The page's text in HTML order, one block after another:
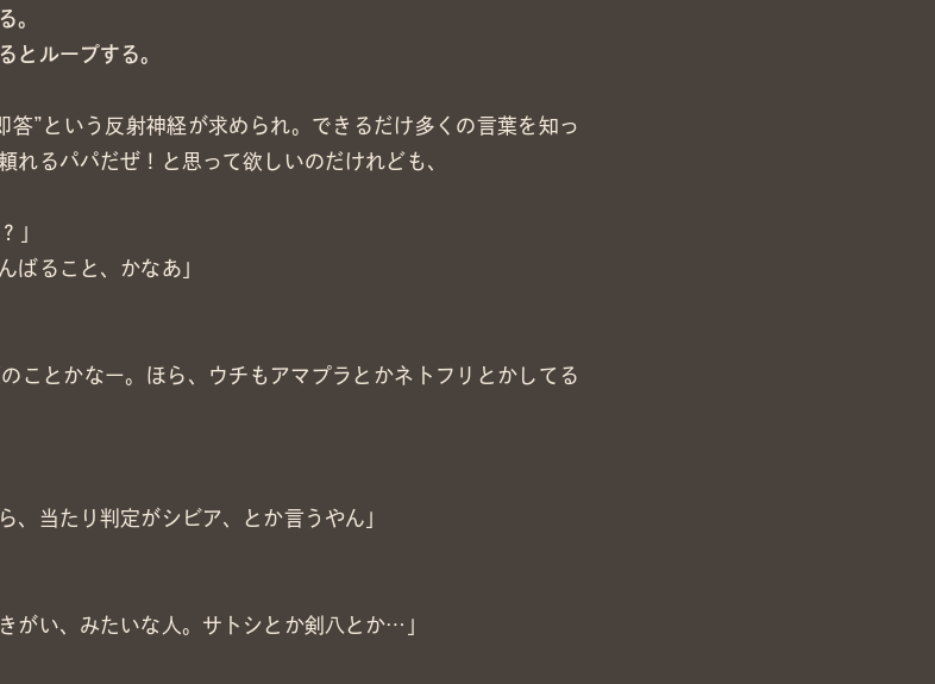
。
とループする。
答”という反射神経が求められ。できるだけ多くの言葉を知っ
れるパパだぜ！と思って欲しいのだけれども、
」
ばること、かなあ」
ことかなー。ほら、ウチもアマプラとかネトフリとかしてる
当たり判定がシビア、とか言うやん」
がい、みたいな人。サトシとか剣八とか…」